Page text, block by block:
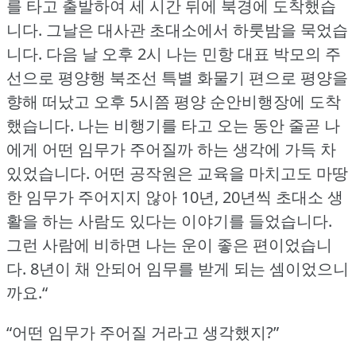
를 타고 출발하여 세 시간 뒤에 북경에 도착했습
니다. 그날은 대사관 초대소에서 하룻밤을 묵었습
니다. 다음 날 오후 2시 나는 민항 대표 박모의 주
선으로 평양행 북조선 특별 화물기 편으로 평양을
향해 떠났고 오후 5시쯤 평양 순안비행장에 도착
했습니다. 나는 비행기를 타고 오는 동안 줄곧 나
에게 어떤 임무가 주어질까 하는 생각에 가득 차
있었습니다. 어떤 공작원은 교육을 마치고도 마땅
한 임무가 주어지지 않아 10년, 20년씩 초대소 생
활을 하는 사람도 있다는 이야기를 들었습니다.
그런 사람에 비하면 나는 운이 좋은 편이었습니
다. 8년이 채 안되어 임무를 받게 되는 셈이었으니
까요.“
“어떤 임무가 주어질 거라고 생각했지?”